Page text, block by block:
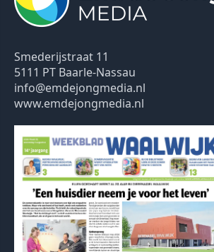
Smederijstraat 11
5111 PT Baarle-Nassau
info@emdejongmedia.nl
www.emdejongmedia.nl